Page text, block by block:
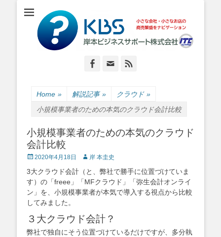
岸本ビジネスサポ
ート株式会社
小さな会社・小さなお店のIT経営をナビゲーション
Facebook
Email
Home » 解説記事 » クラウド »
小規模事業者のための本気のクラウド会計比較
小規模事業者のための本気のクラウド
会計比較
Posted
2020年4月18日 Author
岸 本圭史
3大クラウド会計（と、弊社で勝手に位置づけていま
す）の「freee」「MFクラウド」「弥生会計オンライ
ン」を、小規模事業者が本気で導入する視点から比較
してみました。
３大クラウド会計？
弊社で独自にそう位置づけているだけですが、多分執